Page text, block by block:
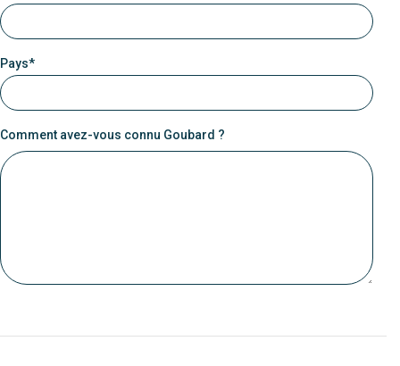
Pays*
Comment avez-vous connu Goubard ?